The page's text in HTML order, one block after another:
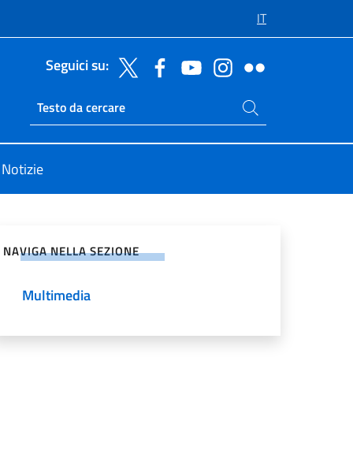
IT
Seguici su:
Ricerca sito live
Cerca nel sito
Notizie
NAVIGA NELLA SEZIONE
Multimedia